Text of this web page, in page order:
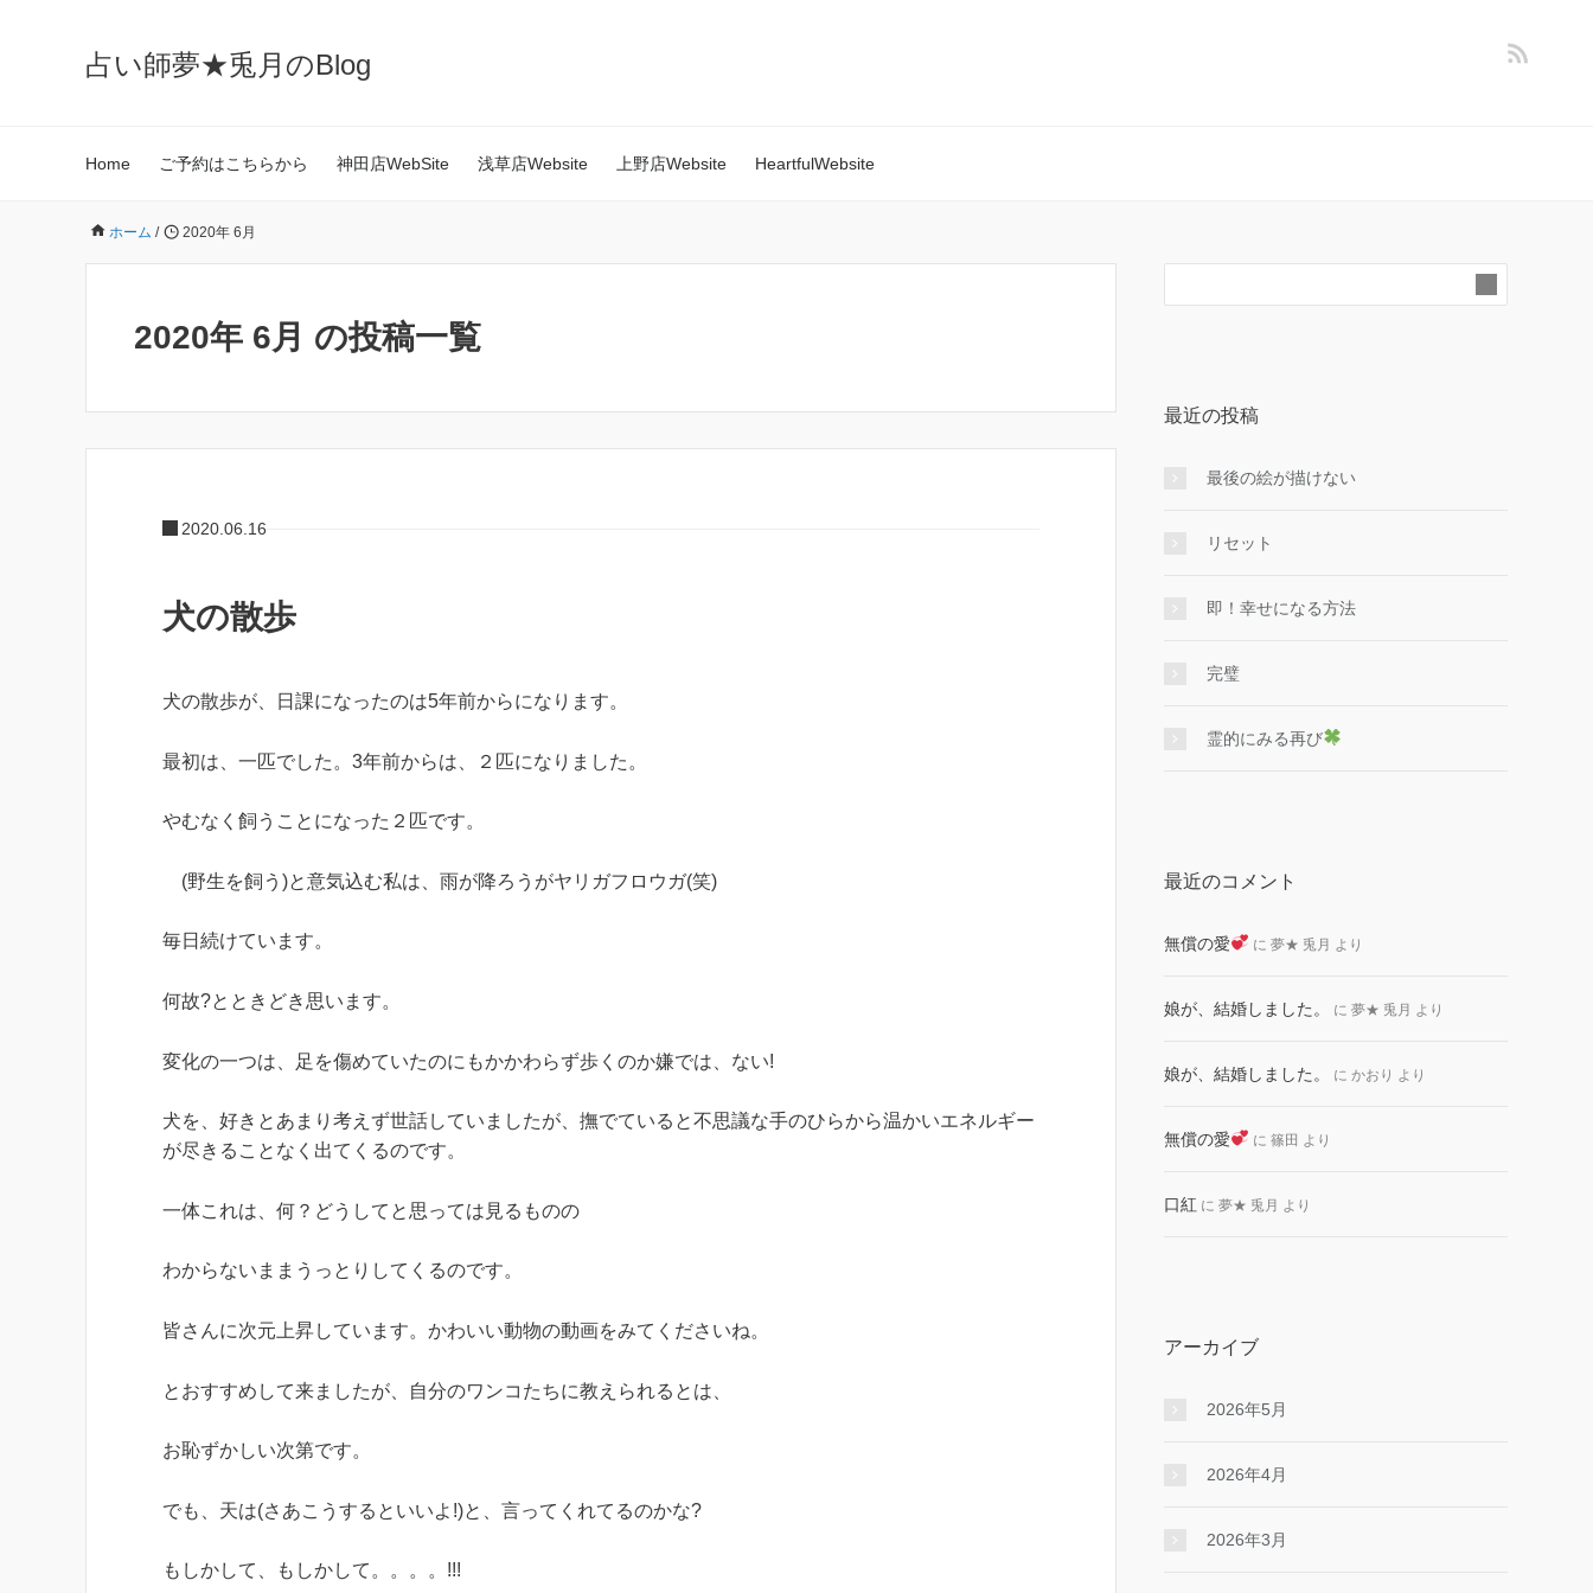
占い師夢★兎月のBlog
Home ご予約はこちらから 神田店WebSite 浅草店Website 上野店Website HeartfulWebsite
ホーム / 2020年 6月
2020年 6月 の投稿一覧
2020.06.16
犬の散歩
犬の散歩が、日課になったのは5年前からになります。
最初は、一匹でした。3年前からは、２匹になりました。
やむなく飼うことになった２匹です。
(野生を飼う)と意気込む私は、雨が降ろうがヤリガフロウガ(笑)
毎日続けています。
何故?とときどき思います。
変化の一つは、足を傷めていたのにもかかわらず歩くのか嫌では、ない!
犬を、好きとあまり考えず世話していましたが、撫でていると不思議な手のひらから温かいエネルギー
が尽きることなく出てくるのです。
一体これは、何？どうしてと思っては見るものの
わからないままうっとりしてくるのです。
皆さんに次元上昇しています。かわいい動物の動画をみてくださいね。
とおすすめして来ましたが、自分のワンコたちに教えられるとは、
お恥ずかしい次第です。
でも、天は(さあこうするといいよ!)と、言ってくれてるのかな?
もしかして、もしかして。。。。!!!
最近の投稿
最後の絵が描けない
リセット
即！幸せになる方法
完璧
霊的にみる再び
最近のコメント
無償の愛 に 夢★ 兎月 より
娘が、結婚しました。 に 夢★ 兎月 より
娘が、結婚しました。 に かおり より
無償の愛 に 篠田 より
口紅 に 夢★ 兎月 より
アーカイブ
2026年5月
2026年4月
2026年3月